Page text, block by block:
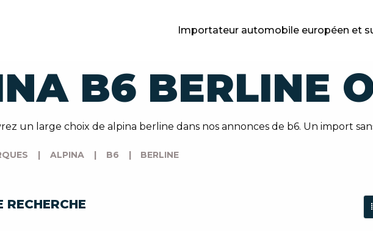
Importateur automobile européen et
B6 BERLINE
un large choix de alpina berline dans nos annonces de b6. Un import
| ALPINA | B6 | BERLINE
RECHERCHE